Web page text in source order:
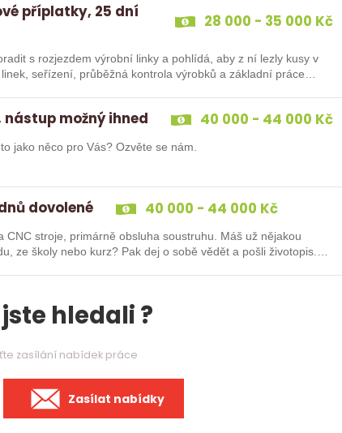
příplatky, 25 dní
28 000 - 35 000 Kč
s rozjezdem výrobní linky a pohlídá, aby z ní lezly kusy v
seřízení, průběžná kontrola výrobků a základní práce…
nástup možný ihned 40 000 - 44 000 Kč
jako něco pro Vás? Ozvěte se nám.
dovolené 40 000 - 44 000 Kč
primárně obsluha soustruhu. Máš už nějakou
dej o sobě vědět a pošli životopis.
hledali ?
zasílání nabídek práce
Zasílat nabídky